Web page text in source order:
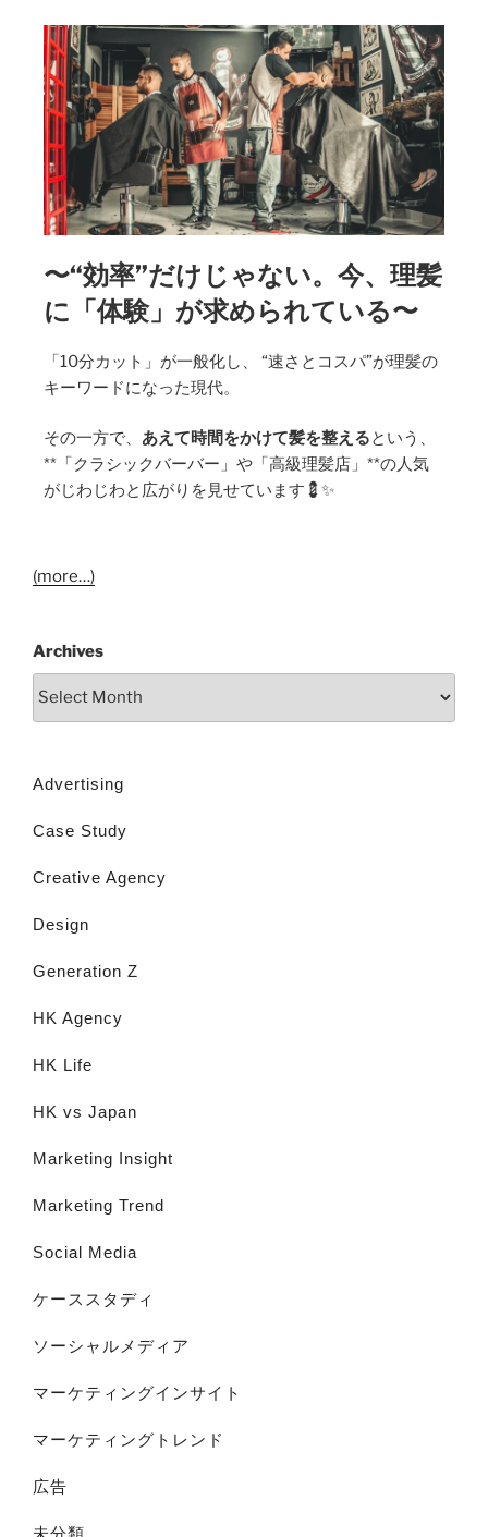
〜“効率”だけじゃない。今、理髪
に「体験」が求められている〜
「10分カット」が一般化し、 “速さとコスパ”が理髪の
キーワードになった現代。
その一方で、 あえて時間をかけて髪を整えるという、
**「クラシックバーバー」や「高級理髪店」**の人気
がじわじわと広がりを見せています💈✨
(more…)
Archives
Advertising
Case Study
Creative Agency
Design
Generation Z
HK Agency
HK Life
HK vs Japan
Marketing Insight
Marketing Trend
Social Media
ケーススタディ
ソーシャルメディア
マーケティングインサイト
マーケティングトレンド
広告
未分類